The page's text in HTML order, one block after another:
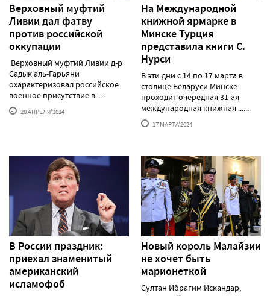
Верховный муфтий
Ливии дал фатву
против российской
оккупации
Верховный муфтий Ливии д-р
Садык аль-Гарьяни
охарактеризовал российское
военное присутствие в......
28 АПРЕЛЯ'2024
На Международной
книжной ярмарке в
Минске Турция
представила книги С.
Нурси
В эти дни с 14 по 17 марта в
столице Беларуси Минске
проходит очередная 31-ая
международная книжная ......
17 МАРТА'2024
В России праздник:
приехал знаменитый
американский
исламофоб
Новый король Малайзии
не хочет быть
марионеткой
Султан Ибрагим Искандар,